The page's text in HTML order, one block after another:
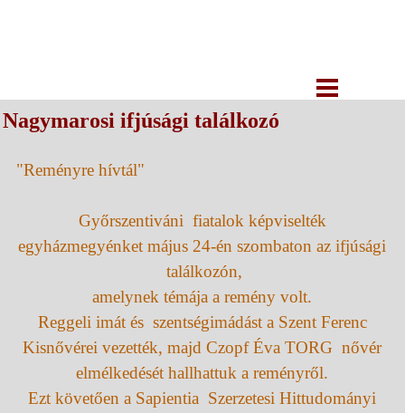
Nagymarosi ifjúsági találkozó
"Reményre hívtál"
Győrszentiváni fiatalok képviselték
egyházmegyénket május 24-én szombaton az ifjúsági
találkozón,
amelynek témája a remény volt.
Reggeli imát és szentségimádást a Szent Ferenc
Kisnővérei vezették, majd Czopf Éva TORG nővér
elmélkedését hallhattuk a reményről.
Ezt követően a Sapientia Szerzetesi Hittudományi